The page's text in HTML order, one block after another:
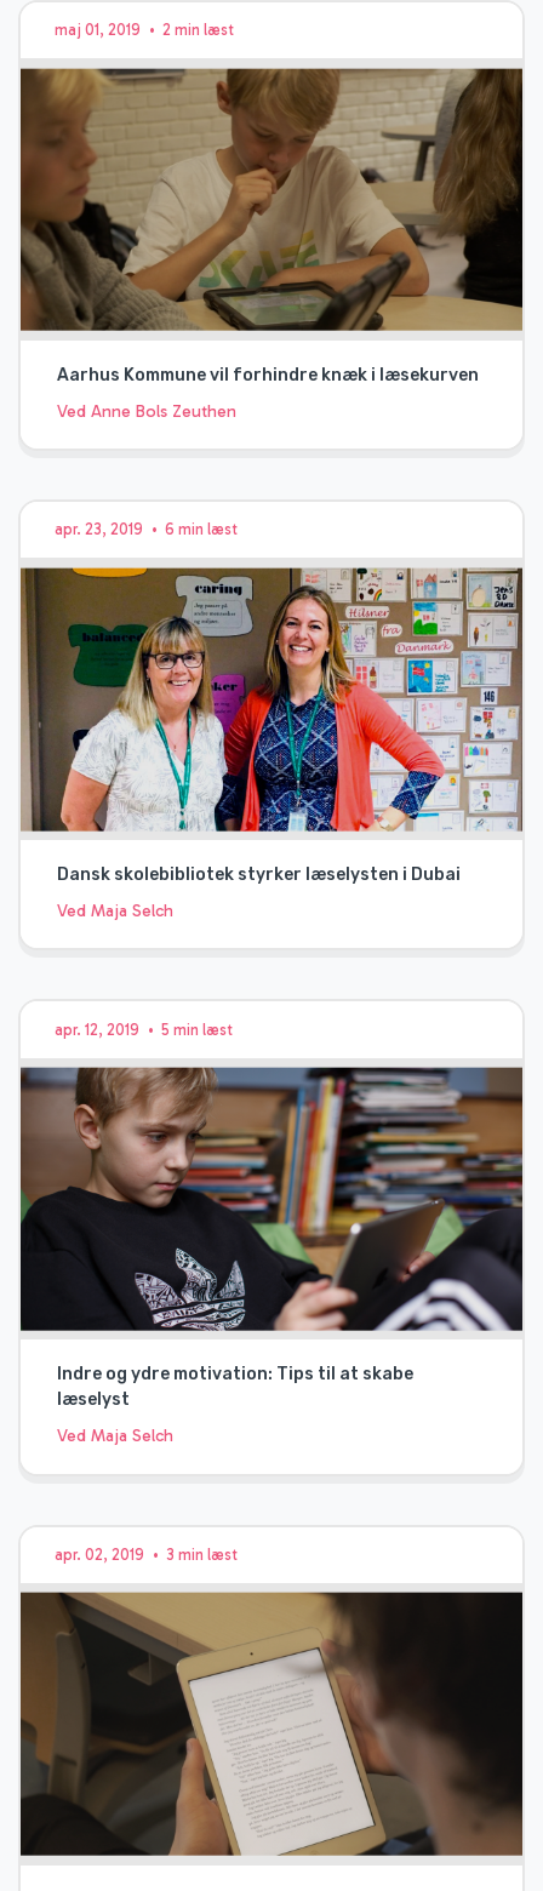
maj 01, 2019 • 2 min læst
Aarhus Kommune vil forhindre knæk i læsekurven
Ved Anne Bols Zeuthen
apr. 23, 2019 • 6 min læst
Dansk skolebibliotek styrker læselysten i Dubai
Ved Maja Selch
apr. 12, 2019 • 5 min læst
Indre og ydre motivation: Tips til at skabe
læselyst
Ved Maja Selch
apr. 02, 2019 • 3 min læst